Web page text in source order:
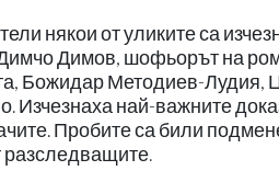
някои от уликите са
Димов, шофьорът на
Божидар Методиев-Лудия,
Изчезнаха най-важните
Пробите са били
разследващите.